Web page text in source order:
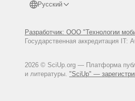
Русский
Разработчик: ООО "Технологии
Государственная аккредитация
2026 © SciUp.org — Платформа
и литературы. "SciUp" —